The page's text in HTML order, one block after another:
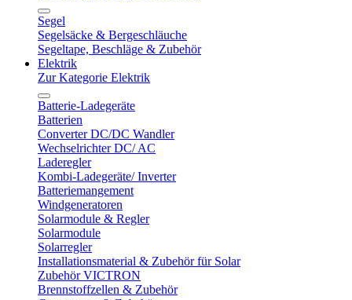
Segel
Segelsäcke & Bergeschläuche
Segeltape, Beschläge & Zubehör
Elektrik
Zur Kategorie Elektrik
Batterie-Ladegeräte
Batterien
Converter DC/DC Wandler
Wechselrichter DC/ AC
Laderegler
Kombi-Ladegeräte/ Inverter
Batteriemangement
Windgeneratoren
Solarmodule & Regler
Solarmodule
Solarregler
Installationsmaterial & Zubehör für Solar
Zubehör VICTRON
Brennstoffzellen & Zubehör